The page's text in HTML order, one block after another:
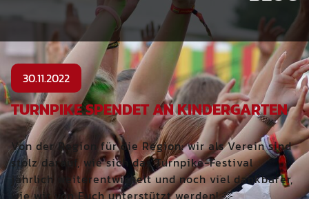
30.11.2022
TURNPIKE SPENDET AN KINDERGARTEN
Von der Region für die Region: wir als Verein sind
stolz darauf, wie sich das Turnpike-Festival
jährlich weiterentwickelt und noch viel dankbarer,